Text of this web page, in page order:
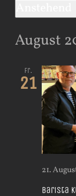
Datum
wählen.
August
Fr.
21
Barista
21.